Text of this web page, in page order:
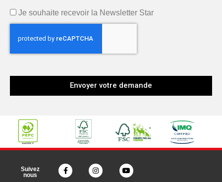
Je souhaite recevoir la Newsletter Star
Envoyer votre demande
Suivez
nous